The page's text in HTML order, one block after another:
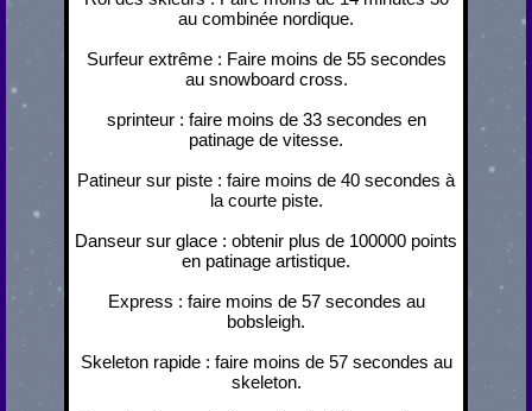
au combinée nordique.
Surfeur extrême : Faire moins de 55 secondes
au snowboard cross.
sprinteur : faire moins de 33 secondes en
patinage de vitesse.
Patineur sur piste : faire moins de 40 secondes à
la courte piste.
Danseur sur glace : obtenir plus de 100000 points
en patinage artistique.
Express : faire moins de 57 secondes au
bobsleigh.
Skeleton rapide : faire moins de 57 secondes au
skeleton.